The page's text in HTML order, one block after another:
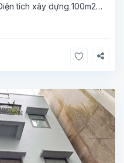
tích xây dựng 100m2
tắm Tầng 1, , phòng
phòng